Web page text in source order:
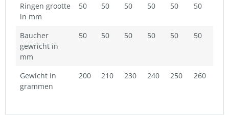
Ringen grootte
in mm
50 50 50 50 50 50
Baucher
gewricht in
mm
50 50 50 50 50 50
Gewicht in
grammen
200 210 230 240 250 260